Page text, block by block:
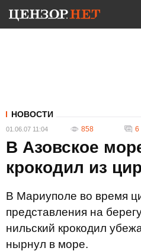
НОВОСТИ
01.06.07 11:04 858 6
В Азовское
крокодил из
В Мариуполе во время
представления на
нильский крокодил
нырнул в море.